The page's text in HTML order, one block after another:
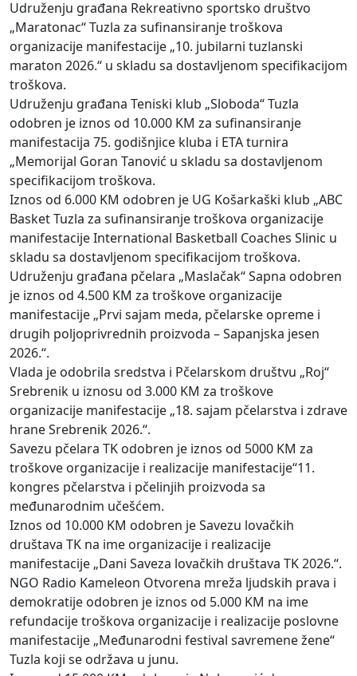
Udruženju građana Rekreativno sportsko društvo
„Maratonac“ Tuzla za sufinansiranje troškova
organizacije manifestacije „10. jubilarni tuzlanski
maraton 2026.“ u skladu sa dostavljenom specifikacijom
troškova.
Udruženju građana Teniski klub „Sloboda“ Tuzla
odobren je iznos od 10.000 KM za sufinansiranje
manifestacija 75. godišnjice kluba i ETA turnira
„Memorijal Goran Tanović u skladu sa dostavljenom
specifikacijom troškova.
Iznos od 6.000 KM odobren je UG Košarkaški klub „ABC
Basket Tuzla za sufinansiranje troškova organizacije
manifestacije International Basketball Coaches Slinic u
skladu sa dostavljenom specifikacijom troškova.
Udruženju građana pčelara „Maslačak“ Sapna odobren
je iznos od 4.500 KM za troškove organizacije
manifestacije „Prvi sajam meda, pčelarske opreme i
drugih poljoprivrednih proizvoda – Sapanjska jesen
2026.“.
Vlada je odobrila sredstva i Pčelarskom društvu „Roj“
Srebrenik u iznosu od 3.000 KM za troškove
organizacije manifestacije „18. sajam pčelarstva i zdrave
hrane Srebrenik 2026.“.
Savezu pčelara TK odobren je iznos od 5000 KM za
troškove organizacije i realizacije manifestacije“11.
kongres pčelarstva i pčelinjih proizvoda sa
međunarodnim učešćem.
Iznos od 10.000 KM odobren je Savezu lovačkih
društava TK na ime organizacije i realizacije
manifestacije „Dani Saveza lovačkih društava TK 2026.“.
NGO Radio Kameleon Otvorena mreža ljudskih prava i
demokratije odobren je iznos od 5.000 KM na ime
refundacije troškova organizacije i realizacije poslovne
manifestacije „Međunarodni festival savremene žene“
Tuzla koji se održava u junu.